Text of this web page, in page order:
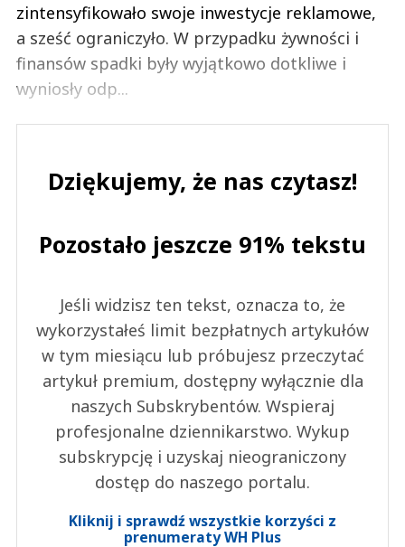
zintensyfikowało swoje inwestycje reklamowe,
a sześć ograniczyło. W przypadku żywności i
finansów spadki były wyjątkowo dotkliwe i
wyniosły odp...
Dziękujemy, że nas czytasz!
Pozostało jeszcze 91% tekstu
Jeśli widzisz ten tekst, oznacza to, że
wykorzystałeś limit bezpłatnych artykułów
w tym miesiącu lub próbujesz przeczytać
artykuł premium, dostępny wyłącznie dla
naszych Subskrybentów. Wspieraj
profesjonalne dziennikarstwo. Wykup
subskrypcję i uzyskaj nieograniczony
dostęp do naszego portalu.
Kliknij i sprawdź wszystkie korzyści z
prenumeraty WH Plus